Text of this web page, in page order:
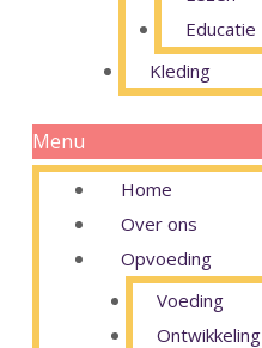
Educatie
Kleding
Menu
Home
Over ons
Opvoeding
Voeding
Ontwikkeling